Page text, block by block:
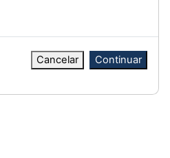
Cancelar Continuar